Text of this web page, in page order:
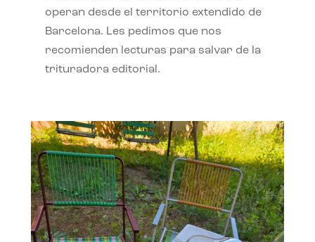
operan desde el territorio extendido de
Barcelona. Les pedimos que nos
recomienden lecturas para salvar de la
trituradora editorial.